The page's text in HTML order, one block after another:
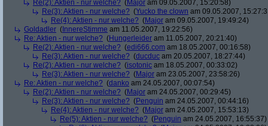
Re(2): Aktien - nur welche? (Major am 09.05.2007, 15:20:58)
Re(3): Aktien - nur welche? (Yucko the clown am 09.05.2007,
Re(4): Aktien - nur welche? (Major am 09.05.2007, 19:49:24)
Goldadler ( InnereStimme am 11.05.2007, 19:22:56)
Re: Aktien - nur welche? (Hungerleider am 11.05.2007, 20:21:40)
Re(2): Aktien - nur welche? (edi666.com am 18.05.2007, 00:16:58)
Re(3): Aktien - nur welche? (ducduc am 20.05.2007, 18:27:44)
Re(2): Aktien - nur welche? (isotonic am 18.05.2007, 00:33:02)
Re(3): Aktien - nur welche? (Major am 23.05.2007, 23:58:26)
Re: Aktien - nur welche? (danko am 24.05.2007, 00:07:54)
Re(2): Aktien - nur welche? (Major am 24.05.2007, 00:29:45)
Re(3): Aktien - nur welche? (Penguin am 24.05.2007, 00:44:16)
Re(4): Aktien - nur welche? (Major am 24.05.2007, 15:53:13)
Re(5): Aktien - nur welche? (Penguin am 24.05.2007, 16:55:37)